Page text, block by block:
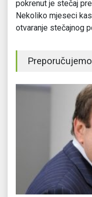
pokrenut je stečaj
Nekoliko mjeseci
otvaranje stečajnog